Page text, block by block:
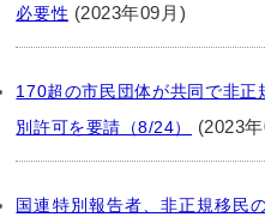
必要性 (2023年09月)
170超の市民団体が共同で非
別許可を要請（8/24）
(2023
国連特別報告者、非正規移民